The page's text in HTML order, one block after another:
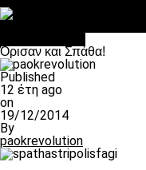
Όρισαν και Σπάθα!
Published
12 έτη ago
on
19/12/2014
By
paokrevolution